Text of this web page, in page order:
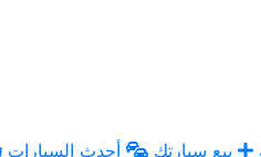
بيع سيارتك أحدث السيارات